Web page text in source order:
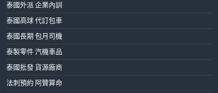
泰國外派 企業內訓
泰國高球 代訂包車
泰國長期 包月司機
泰製零件 汽機車品
泰國批發 貨源廠商
法刺預約 阿贊算命